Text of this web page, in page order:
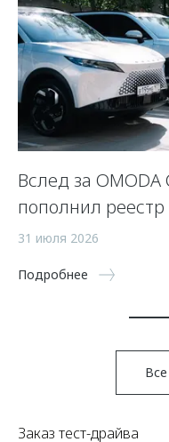
Вслед за OMODA
пополнил
31 июля 2026
Подробнее
Заказ тест-драйва